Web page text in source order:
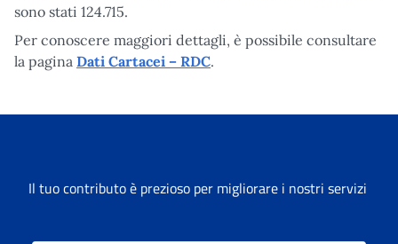
sono stati 124.715.
Per conoscere maggiori dettagli, è possibile consultare
la pagina Dati Cartacei – RDC.
Il tuo contributo è prezioso per migliorare i nostri servizi